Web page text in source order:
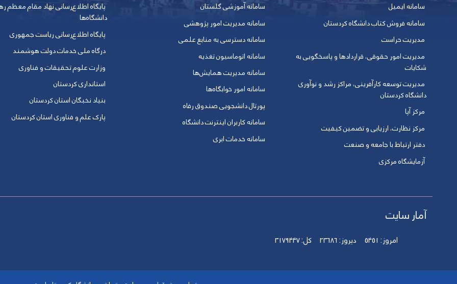
سامانه ایمیل
سامانه فروش کتاب دانشگاه کردستان
مدیریت حراست
مدیریت امور حقوقی، قراردادها و پاسخگویی به
شکایات
مدیریت توسعه کارآفرینی، مراکز رشد و نوآوری
دانشگاه کردستان
مرکز آپا
مرکز نظارت، ارزیابی و تضمین کیفیت
دفتر ارتباط با جامعه و صنعت
آزمایشگاه مرکزی
سامانه آموزشی گلستان
سامانه مدیریت امور پژوهشی
سامانه دسترسی به منابع علمی
سامانه اتوماسیون تغذیه
سامانه مدیریت همایش‌ها
سامانه امور خوابگاه‌ها
پورتال دانشجویی صندوق رفاه
سامانه کاربران اینترنت دانشگاه
سامانه خدمات ابری
پایگاه اطلاع‌رسانی نهاد مقام معظم
دانشگاه‌ها
پایگاه اطلاع‌رسانی ریاست جمهوری
درگاه ملی خدمات دولت هوشمند
وزارت علوم تحقیقات و فناوری
استانداری کردستان
بنیاد نخبگان استان کردستان
پارک علم و فناوری استان کردستان
آمار سایت
امروز: 5451 دیروز:23686 کل:3179447